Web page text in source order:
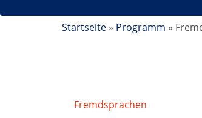
Startseite » Programm »
Fremdsprachen